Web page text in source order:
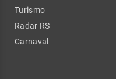
Turismo
Radar RS
Carnaval